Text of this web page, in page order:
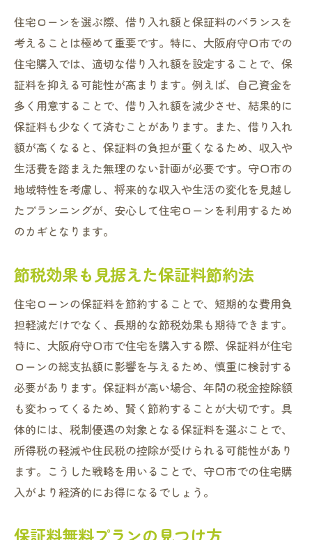
住宅ローンを選ぶ際、借り入れ額と保証料のバランスを
考えることは極めて重要です。特に、大阪府守口市での
住宅購入では、適切な借り入れ額を設定することで、保
証料を抑える可能性が高まります。例えば、自己資金を
多く用意することで、借り入れ額を減少させ、結果的に
保証料も少なくて済むことがあります。また、借り入れ
額が高くなると、保証料の負担が重くなるため、収入や
生活費を踏まえた無理のない計画が必要です。守口市の
地域特性を考慮し、将来的な収入や生活の変化を見越し
たプランニングが、安心して住宅ローンを利用するため
のカギとなります。
節税効果も見据えた保証料節約法
住宅ローンの保証料を節約することで、短期的な費用負
担軽減だけでなく、長期的な節税効果も期待できます。
特に、大阪府守口市で住宅を購入する際、保証料が住宅
ローンの総支払額に影響を与えるため、慎重に検討する
必要があります。保証料が高い場合、年間の税金控除額
も変わってくるため、賢く節約することが大切です。具
体的には、税制優遇の対象となる保証料を選ぶことで、
所得税の軽減や住民税の控除が受けられる可能性があり
ます。こうした戦略を用いることで、守口市での住宅購
入がより経済的にお得になるでしょう。
保証料無料プランの見つけ方